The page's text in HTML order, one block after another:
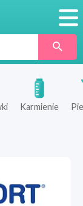
Karmienie